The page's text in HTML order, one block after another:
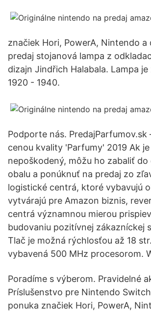
značiek Hori, PowerA, Nintendo a
predaj stojanová lampa z
dizajn Jindřich Halabala. Lampa
1920 - 1940.
Podporte nás. PredajParfumov.sk
cenou kvality 'Parfumy' 2019 Ak
nepoškodený, môžu ho zabaliť do
obalu a ponúknuť na predaj zo
logistické centrá, ktoré vybavujú
vytvárajú pre Amazon biznis,
centrá významnou mierou
budovaniu pozitívnej zákazníckej
Tlač je možná rýchlosťou až 18
vybavená 500 MHz procesorom.
Poradíme s výberom. Pravidelné
Príslušenstvo pre Nintendo
ponuka značiek Hori, PowerA,